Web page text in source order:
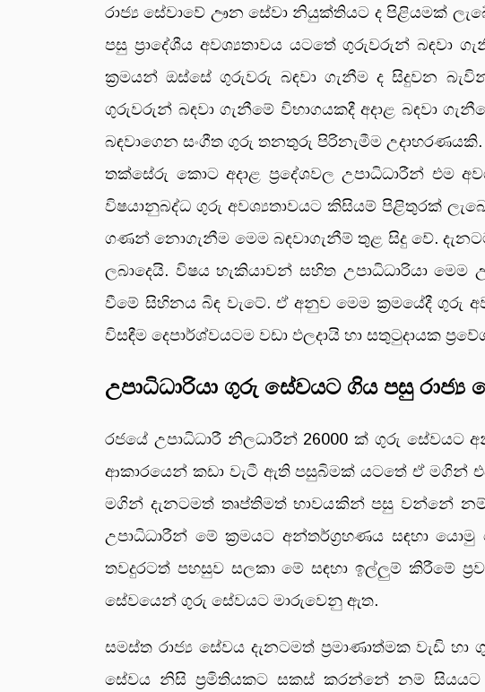
රාජ්‍ය සේවාවේ ඌන සේවා නියුක්තියට ද පිළියමක්
පසු ප්‍රාදේශීය අවශ්‍යතාවය යටතේ ගුරුවරුන් බඳවා
ක්‍රමයන් ඔස්සේ ගුරුවරු බඳවා ගැනීම ද සිදුවන
ගුරුවරුන් බඳවා ගැනීමේ විභාගයකදී අදාළ බඳවා
බඳවාගෙන සංගීත ගුරු තනතුරු පිරිනැමීම උදාහරණයකි.
තක්සේරු කොට අදාළ ප්‍රදේශවල උපාධිධාරීන් එම
විෂයානුබද්ධ ගුරු අවශ්‍යතාවයට කිසියම් පිළිතුරක්
ගණන් නොගැනීම මෙම බඳවාගැනීම් තුළ සිදු වේ.
ලබාදෙයි. විෂය හැකියාවන් සහිත උපාධිධාරියා
වීමේ සිහිනය බිඳ වැටේ. ඒ අනුව මෙම ක්‍රමයේදී ගුරු
විසඳීම දෙපාර්ශ්වයටම වඩා ඵලදායි හා සතුටුදායක
උපාධිධාරියා ගුරු සේවයට ගිය පසු රාජ්‍ය
රජයේ උපාධිධාරී නිලධාරීන් 26000 ක් ගුරු සේවයට
ආකාරයෙන් කඩා වැටී ඇති පසුබිමක් යටතේ ඒ මගින්
මගින් දැනටමත් තෘප්තිමත් භාවයකින් පසු වන්නේ
උපාධිධාරීන් මේ ක්‍රමයට අන්තර්ග්‍රහණය සඳහා
තවදුරටත් පහසුව සලකා මේ සඳහා ඉල්ලුම් කිරීමේ
සේවයෙන් ගුරු සේවයට මාරුවෙනු ඇත.
සමස්ත රාජ්‍ය සේවය දැනටමත් ප්‍රමාණාත්මක වැඩි
සේවය නිසි ප්‍රමිතියකට සකස් කරන්නේ නම් සියයට